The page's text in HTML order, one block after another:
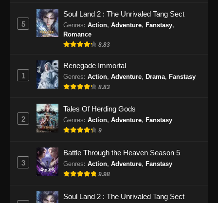
Supreme Sword God Episode 52 Subtitle
Eps 52 - Supreme Sword God Episode 52
Subtitle Indonesia - September 22, 2024
Supreme Sword God Episode 53 Subtitle
Indonesia
Eps 53 - Supreme Sword God Episode 53
Supreme Sword God Episode 54 Subtitle
Indonesia
Subtitle Indonesia - September 29, 2024
5
Soul Land 2 : The Unrivaled Tang Sect
Genres: Action, Adventure, Fanstasy,
Romance
8.83
1
Renegade Immortal
Genres: Action, Adventure, Drama, Fanstasy
8.83
2
Tales Of Herding Gods
Genres: Action, Adventure, Fanstasy
9
3
Battle Through the Heaven Season 5
Genres: Action, Adventure, Fanstasy
9.98
Soul Land 2 : The Unrivaled Tang Sect